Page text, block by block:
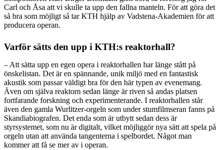
Carl och Åsa att vi skulle ta upp den fallna manteln. För att göra det
så bra som möjligt så tar KTH hjälp av Vadstena-Akademien för att
producera operan.
Varför sätts den upp i KTH:s reaktorhall?
– Att sätta upp en egen opera i reaktorhallen har länge stått på
önskelistan. Det är en spännande, unik miljö med en fantastisk
akustik som passar väldigt bra för den här typen av evenemang.
Även om själva reaktorn sedan länge är riven så andas platsen
fortfarande forskning och experimenterande. I reaktorhallen står
även den gamla Wurlitzer-orgeln som under stumfilmseran fanns på
Skandiabiografen. Det enda som är utbytt sedan dess är
styrsystemet, som nu är digitalt, vilket möjliggör nya sätt att spela på
orgeln utan att använda tangenterna i spelbordet. Något man
kommer att få se mer av i operan.